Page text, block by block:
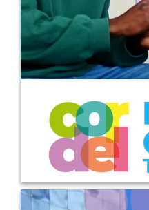
estudiante que puede
trabajo. No todos califican, y
proceso y la experiencia de
práctica mecánica ni
propósito, con emoción, con
estira, te desafía y te cambia. .
2: Entrevista de admisión (sí,
Acceso a una práctica
sentís y usás el inglés Lo que
mejor
Si sentís que esto es
para vos, empezá el
para tu momento; tal vez no.
nuestra forma de trabajar
inglés. Mandanos un
entrevista